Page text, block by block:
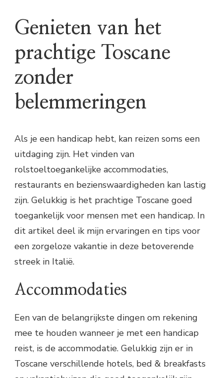
Genieten van het
prachtige Toscane
zonder
belemmeringen
Als je een handicap hebt, kan reizen soms een
uitdaging zijn. Het vinden van
rolstoeltoegankelijke accommodaties,
restaurants en bezienswaardigheden kan lastig
zijn. Gelukkig is het prachtige Toscane goed
toegankelijk voor mensen met een handicap. In
dit artikel deel ik mijn ervaringen en tips voor
een zorgeloze vakantie in deze betoverende
streek in Italië.
Accommodaties
Een van de belangrijkste dingen om rekening
mee te houden wanneer je met een handicap
reist, is de accommodatie. Gelukkig zijn er in
Toscane verschillende hotels, bed & breakfasts